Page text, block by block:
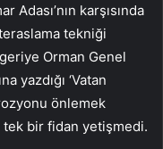
karşısında
tekniği
Orman Genel
yazdığı ‘Vatan
önlemek
bir fidan yetişmedi.